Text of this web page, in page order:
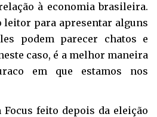
à economia brasileira.
leitor para apresentar alguns
podem parecer chatos e
caso, é a melhor maneira
em que estamos nos
feito depois da eleição